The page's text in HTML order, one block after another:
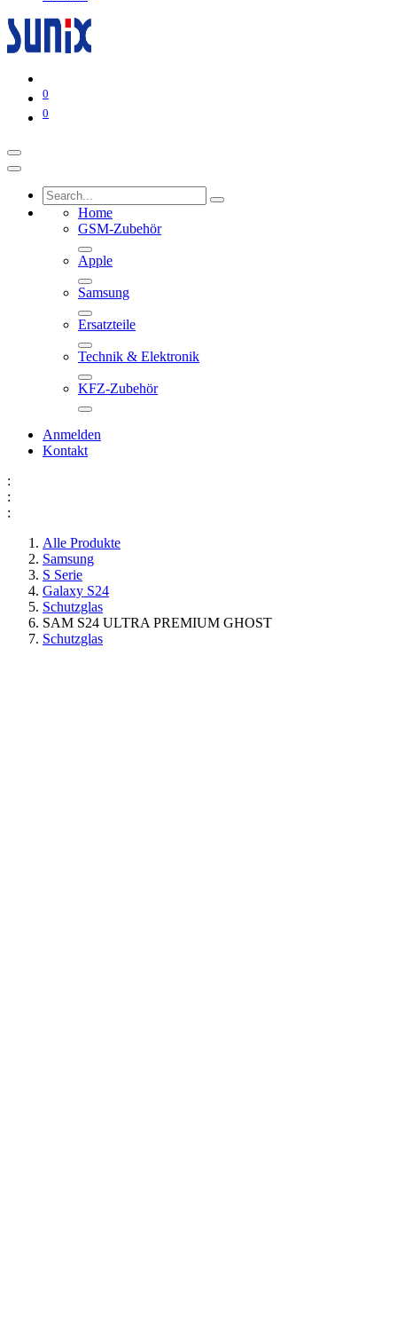
0
0
Home
GSM-Zubehör
Apple
Samsung
Ersatzteile
Technik & Elektronik
KFZ-Zubehör
Anmelden
Kontakt
:
:
:
Alle Produkte
Samsung
S Serie
Galaxy S24
Schutzglas
SAM S24 ULTRA PREMIUM GHOST
Schutzglas